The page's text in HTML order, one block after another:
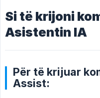
Si të krijoni
Asistentin IA
Për të krijuar
Assist: